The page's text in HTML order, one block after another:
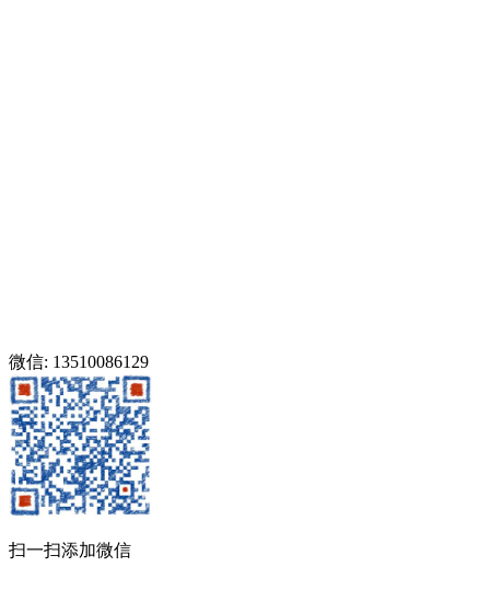
微信: 13510086129
扫一扫添加微信